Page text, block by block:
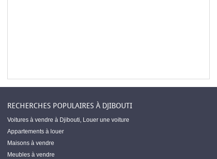
RECHERCHES POPULAIRES À DJIBOUTI
Voitures à vendre à Djibouti, Louer une voiture
Appartements à louer
Maisons à vendre
Meubles à vendre